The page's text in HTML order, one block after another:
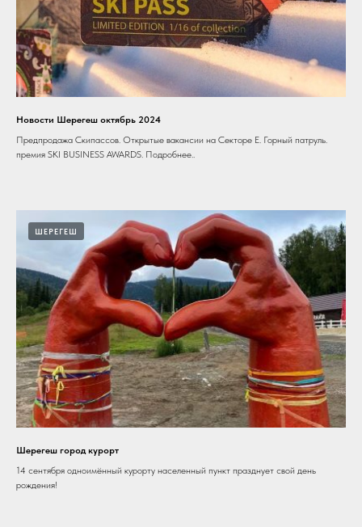
Новости Шерегеш октябрь 2024
Предпродажа Скипассов. Открытые вакансии на Секторе Е. Горный патруль.
премия SKI BUSINESS AWARDS. Подробнее..
ШЕРЕГЕШ
Шерегеш город курорт
14 сентября одноимённый курорту населенный пункт празднует свой день
рождения!